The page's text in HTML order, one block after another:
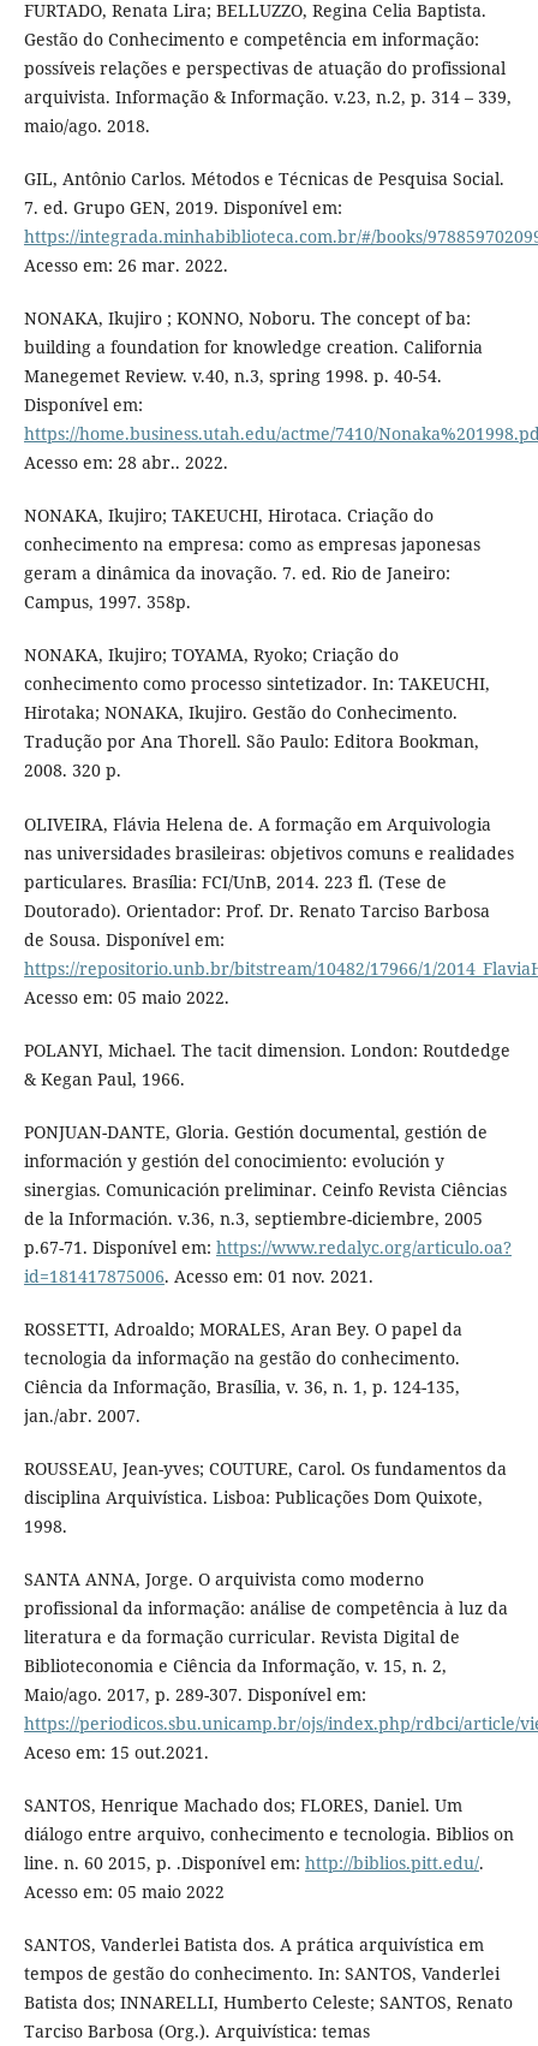
FURTADO, Renata Lira; BELLUZZO, Regina Celia Baptista.
Gestão do Conhecimento e competência em informação:
possíveis relações e perspectivas de atuação do profissional
arquivista. Informação & Informação. v.23, n.2, p. 314 – 339,
maio/ago. 2018.
GIL, Antônio Carlos. Métodos e Técnicas de Pesquisa Social.
7. ed. Grupo GEN, 2019. Disponível em:
https://integrada.minhabiblioteca.com.br/#/books/
Acesso em: 26 mar. 2022.
NONAKA, Ikujiro ; KONNO, Noboru. The concept of ba:
building a foundation for knowledge creation. California
Manegemet Review. v.40, n.3, spring 1998. p. 40-54.
Disponível em:
https://home.business.utah.edu/actme/7410/
Acesso em: 28 abr.. 2022.
NONAKA, Ikujiro; TAKEUCHI, Hirotaca. Criação do
conhecimento na empresa: como as empresas japonesas
geram a dinâmica da inovação. 7. ed. Rio de Janeiro:
Campus, 1997. 358p.
NONAKA, Ikujiro; TOYAMA, Ryoko; Criação do
conhecimento como processo sintetizador. In: TAKEUCHI,
Hirotaka; NONAKA, Ikujiro. Gestão do Conhecimento.
Tradução por Ana Thorell. São Paulo: Editora Bookman,
2008. 320 p.
OLIVEIRA, Flávia Helena de. A formação em Arquivologia
nas universidades brasileiras: objetivos comuns e realidades
particulares. Brasília: FCI/UnB, 2014. 223 fl. (Tese de
Doutorado). Orientador: Prof. Dr. Renato Tarciso Barbosa
de Sousa. Disponível em:
https://repositorio.unb.br/bitstream/10482/17966/1/
Acesso em: 05 maio 2022.
POLANYI, Michael. The tacit dimension. London: Routdedge
& Kegan Paul, 1966.
PONJUAN-DANTE, Gloria. Gestión documental, gestión de
información y gestión del conocimiento: evolución y
sinergias. Comunicación preliminar. Ceinfo Revista Ciências
de la Información. v.36, n.3, septiembre-diciembre, 2005
p.67-71. Disponível em: https://www.redalyc.org/articulo.oa?
id=181417875006. Acesso em: 01 nov. 2021.
ROSSETTI, Adroaldo; MORALES, Aran Bey. O papel da
tecnologia da informação na gestão do conhecimento.
Ciência da Informação, Brasília, v. 36, n. 1, p. 124-135,
jan./abr. 2007.
ROUSSEAU, Jean-yves; COUTURE, Carol. Os fundamentos da
disciplina Arquivística. Lisboa: Publicações Dom Quixote,
1998.
SANTA ANNA, Jorge. O arquivista como moderno
profissional da informação: análise de competência à luz da
literatura e da formação curricular. Revista Digital de
Biblioteconomia e Ciência da Informação, v. 15, n. 2,
Maio/ago. 2017, p. 289-307. Disponível em:
https://periodicos.sbu.unicamp.br/ojs/index.php/rdbci/article/
Aceso em: 15 out.2021.
SANTOS, Henrique Machado dos; FLORES, Daniel. Um
diálogo entre arquivo, conhecimento e tecnologia. Biblios on
line. n. 60 2015, p. .Disponível em: http://biblios.pitt.edu/.
Acesso em: 05 maio 2022
SANTOS, Vanderlei Batista dos. A prática arquivística em
tempos de gestão do conhecimento. In: SANTOS, Vanderlei
Batista dos; INNARELLI, Humberto Celeste; SANTOS, Renato
Tarciso Barbosa (Org.). Arquivística: temas